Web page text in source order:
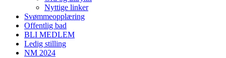
Nyttige linker
Svømmeopplæring
Offentlig bad
BLI MEDLEM
Ledig stilling
NM 2024